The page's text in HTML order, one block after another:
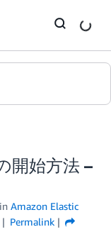
開始方法 –
in Amazon Elastic
Permalink